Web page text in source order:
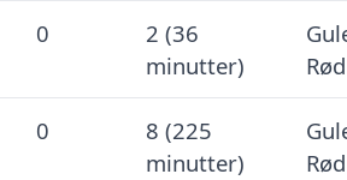
0
2 (36
minutter)
0
8 (225
minutter)